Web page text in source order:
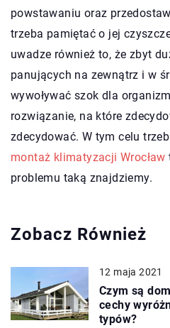
powstawaniu oraz
trzeba pamiętać o jej
uwadze również to, że zbyt
panujących na zewnątrz i w
wywoływać szok dla
rozwiązanie, na które
zdecydować. W tym celu
montaż klimatyzacji Wrocław
problemu taką znajdziemy.
Zobacz Również
12 maja 2021
Czym są
cechy
typów?